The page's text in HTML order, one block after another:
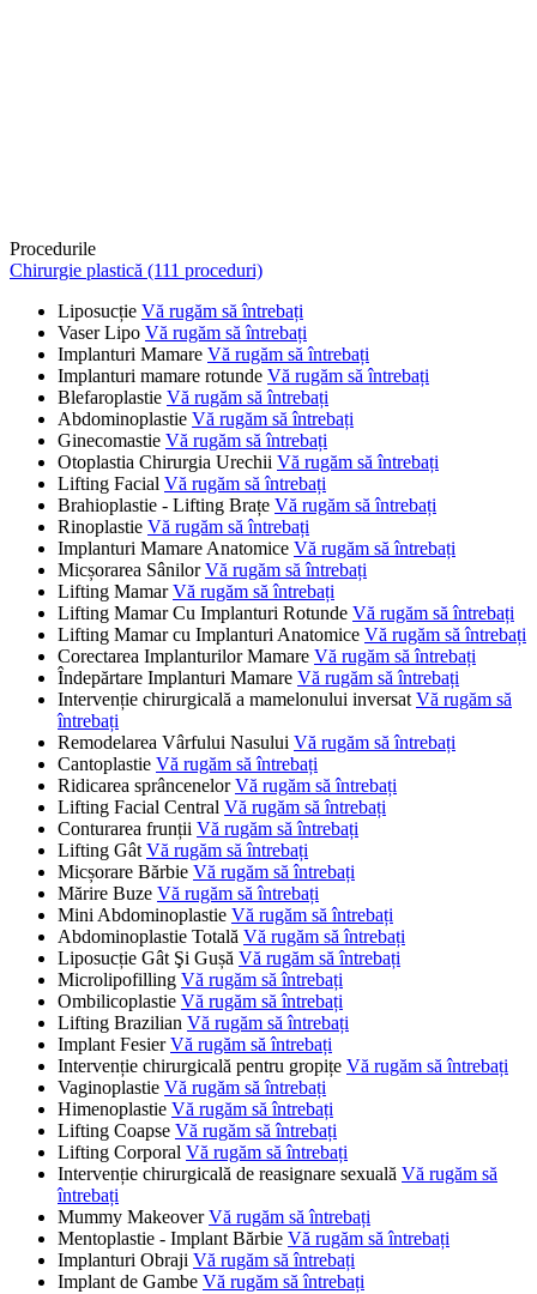
Procedurile
Chirurgie plastică (111 proceduri)
Liposucție Vă rugăm să întrebați
Vaser Lipo Vă rugăm să întrebați
Implanturi Mamare Vă rugăm să întrebați
Implanturi mamare rotunde Vă rugăm să întrebați
Blefaroplastie Vă rugăm să întrebați
Abdominoplastie Vă rugăm să întrebați
Ginecomastie Vă rugăm să întrebați
Otoplastia Chirurgia Urechii Vă rugăm să întrebați
Lifting Facial Vă rugăm să întrebați
Brahioplastie - Lifting Brațe Vă rugăm să întrebați
Rinoplastie Vă rugăm să întrebați
Implanturi Mamare Anatomice Vă rugăm să întrebați
Micșorarea Sânilor Vă rugăm să întrebați
Lifting Mamar Vă rugăm să întrebați
Lifting Mamar Cu Implanturi Rotunde Vă rugăm să întrebați
Lifting Mamar cu Implanturi Anatomice Vă rugăm să întrebați
Corectarea Implanturilor Mamare Vă rugăm să întrebați
Îndepărtare Implanturi Mamare Vă rugăm să întrebați
Intervenție chirurgicală a mamelonului inversat Vă rugăm să
întrebați
Remodelarea Vârfului Nasului Vă rugăm să întrebați
Cantoplastie Vă rugăm să întrebați
Ridicarea sprâncenelor Vă rugăm să întrebați
Lifting Facial Central Vă rugăm să întrebați
Conturarea frunții Vă rugăm să întrebați
Lifting Gât Vă rugăm să întrebați
Micșorare Bărbie Vă rugăm să întrebați
Mărire Buze Vă rugăm să întrebați
Mini Abdominoplastie Vă rugăm să întrebați
Abdominoplastie Totală Vă rugăm să întrebați
Liposucție Gât Şi Gușă Vă rugăm să întrebați
Microlipofilling Vă rugăm să întrebați
Ombilicoplastie Vă rugăm să întrebați
Lifting Brazilian Vă rugăm să întrebați
Implant Fesier Vă rugăm să întrebați
Intervenție chirurgicală pentru gropițe Vă rugăm să întrebați
Vaginoplastie Vă rugăm să întrebați
Himenoplastie Vă rugăm să întrebați
Lifting Coapse Vă rugăm să întrebați
Lifting Corporal Vă rugăm să întrebați
Intervenție chirurgicală de reasignare sexuală Vă rugăm să
întrebați
Mummy Makeover Vă rugăm să întrebați
Mentoplastie - Implant Bărbie Vă rugăm să întrebați
Implanturi Obraji Vă rugăm să întrebați
Implant de Gambe Vă rugăm să întrebați